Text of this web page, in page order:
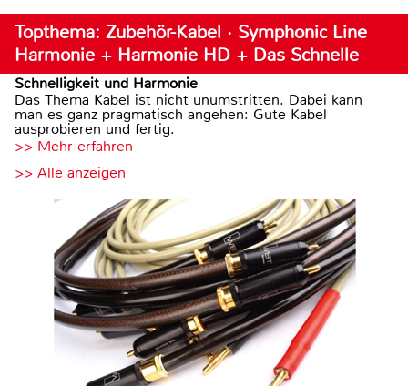
Topthema: Zubehör-Kabel · Symphonic Line
Harmonie + Harmonie HD + Das Schnelle
Schnelligkeit und Harmonie
Das Thema Kabel ist nicht unumstritten. Dabei kann
man es ganz pragmatisch angehen: Gute Kabel
ausprobieren und fertig.
>> Mehr erfahren
>> Alle anzeigen